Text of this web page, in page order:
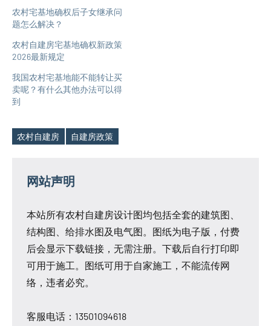
农村宅基地确权后子女继承问
题怎么解决？
农村自建房宅基地确权新政策
2026最新规定
我国农村宅基地能不能转让买
卖呢？有什么其他办法可以得
到
Tags
农村自建房 自建房政策
网站声明
本站所有农村自建房设计图均包括全套的建筑图、
结构图、给排水图及电气图。图纸为电子版，付费
后会显示下载链接，无需注册。下载后自行打印即
可用于施工。图纸可用于自家施工，不能流传网
络，违者必究。
客服电话：13501094618